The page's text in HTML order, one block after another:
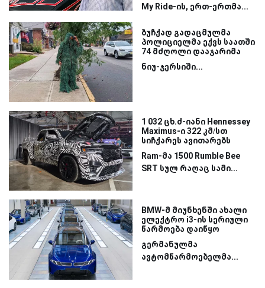
My Ride-ის, ერთ-ერთმა...
ბუჩქად გადაცმულმა
პოლიციელმა ექვს საათში
74 მძღოლი დააჯარიმა
ნიუ-ჯერსიში...
1 032 ცხ.ძ-იანი Hennessey
Maximus-ი 322 კმ/სთ
სიჩქარეს ავითარებს
Ram-მა 1500 Rumble Bee
SRT სულ რაღაც სამი...
BMW-მ მიუნხენში ახალი
ელექტრო i3-ის სერიული
წარმოება დაიწყო
გერმანულმა
ავტომწარმოებელმა...